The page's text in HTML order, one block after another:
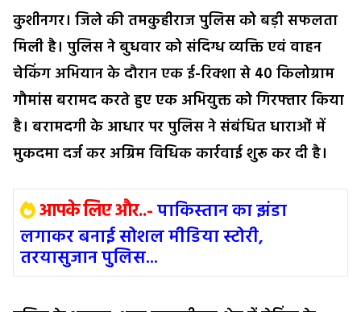
कुशीनगर। जिले की तमकुहीराज पुलिस को बड़ी सफलता
मिली है। पुलिस ने बुधवार को संदिग्ध व्यक्ति एवं वाहन
चेकिंग अभियान के दौरान एक ई-रिक्शा से 40 किलोग्राम
गौमांस बरामद करते हुए एक अभियुक्त को गिरफ्तार किया
है। बरामदगी के आधार पर पुलिस ने संबंधित धाराओं में
मुकदमा दर्ज कर अग्रिम विधिक कार्रवाई शुरू कर दी है।
आपके लिए और..-पाकिस्तान का झंडा
लगाकर बनाई सोशल मीडिया स्टोरी,
तरयासुजान पुलिस...